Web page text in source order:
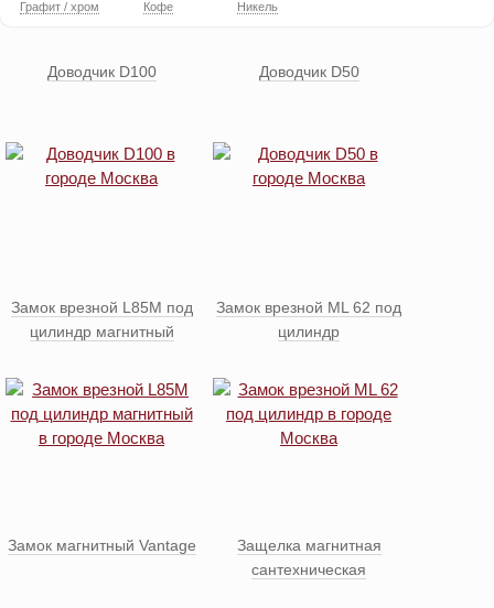
Графит / хром Кофе Никель
Доводчик D100 Доводчик D50
Замок врезной L85М под
цилиндр магнитный
Замок врезной ML 62 под
цилиндр
Замок магнитный Vantage
Защелка магнитная
сантехническая